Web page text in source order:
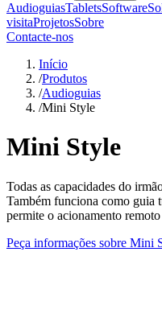
AudioguiasTabletsSoftware
visitaProjetosSobre
Contacte-nos
Início
/Produtos
/Audioguias
/Mini Style
Mini Style
Todas as capacidades do
Também funciona como guia
permite o acionamento
Peça informações sobre Mini